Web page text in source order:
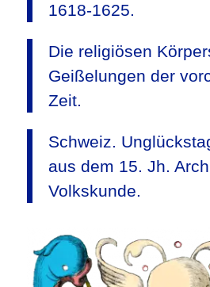
1618-1625.
Die religiösen
Geißelungen der
Zeit.
Schweiz.
aus dem 15. Jh.
Volkskunde.